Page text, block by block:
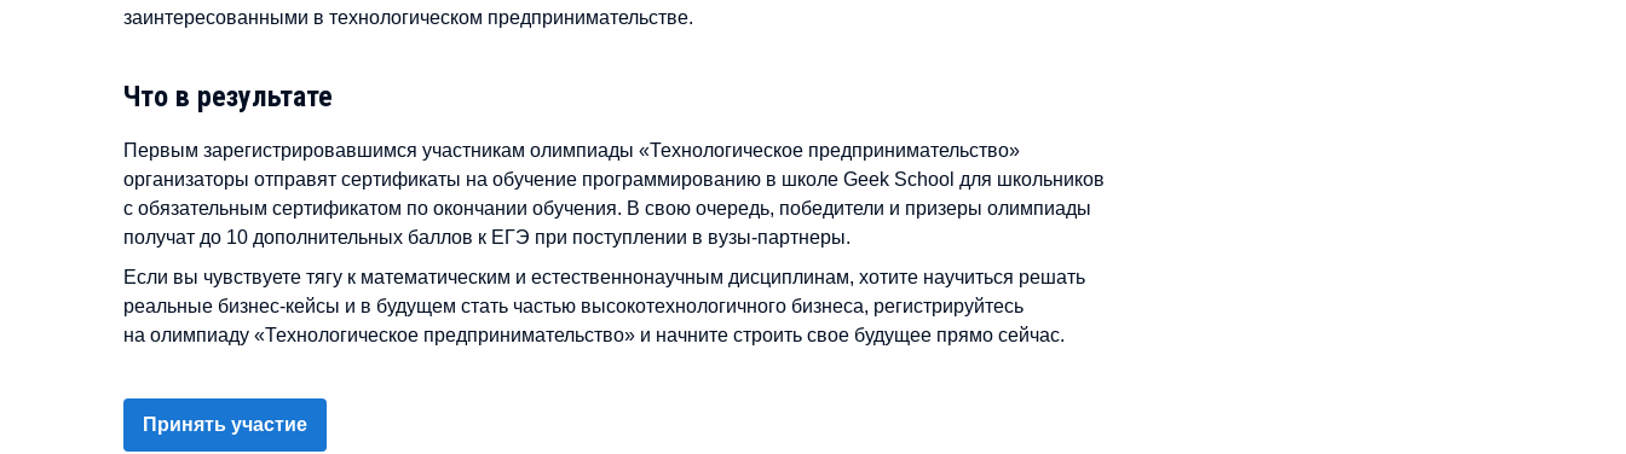
заинтересованными в технологическом предпринимательстве.
Что в результате
Первым зарегистрировавшимся участникам олимпиады «Технологическое предпринимательство»
организаторы отправят сертификаты на обучение программированию в школе Geek School для школьников
с обязательным сертификатом по окончании обучения. В свою очередь, победители и призеры олимпиады
получат до 10 дополнительных баллов к ЕГЭ при поступлении в вузы-партнеры.
Если вы чувствуете тягу к математическим и естественнонаучным дисциплинам, хотите научиться решать
реальные бизнес-кейсы и в будущем стать частью высокотехнологичного бизнеса, регистрируйтесь
на олимпиаду «Технологическое предпринимательство» и начните строить свое будущее прямо сейчас.
Принять участие